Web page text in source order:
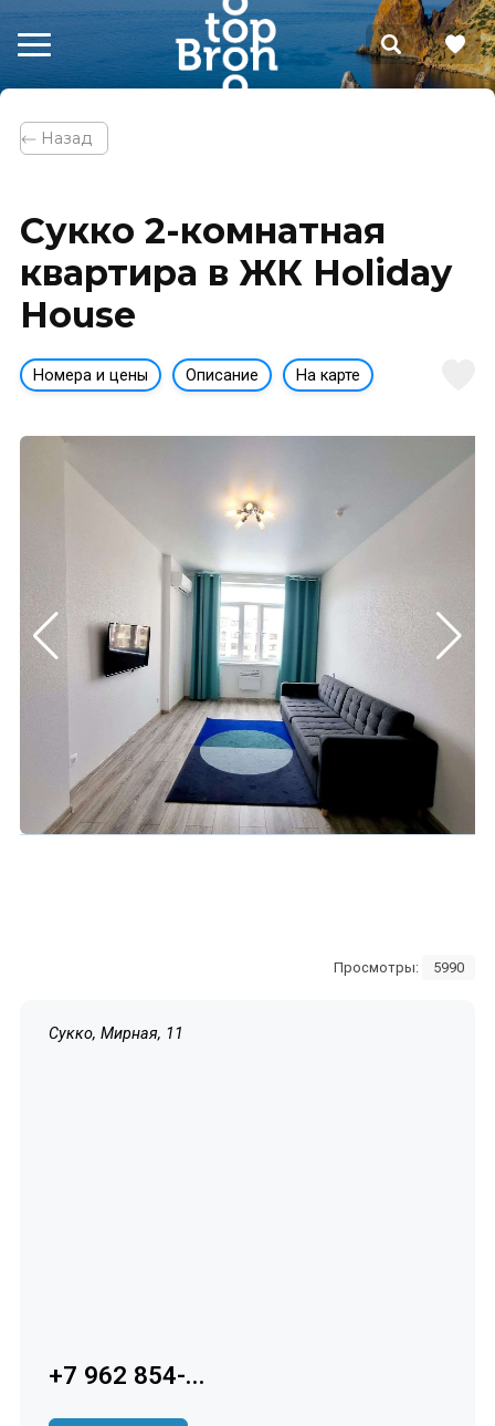
⃪ Назад
Сукко 2-комнатная
квартира в ЖК Holiday
House
Номера и цены Описание На карте
Просмотры: 5990
Сукко, Мирная, 11
+7 962 854-...